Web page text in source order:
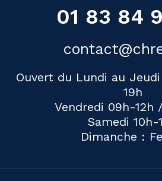
01 83 84
Ouvert du Lundi au
19h
Vendredi 09h-12h
Samedi 10h-
Dimanche :